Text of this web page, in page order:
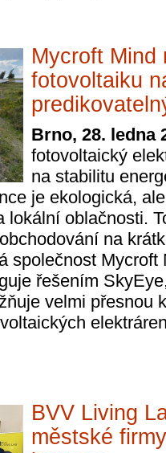
Mycroft Mind
fotovoltaiku
Brno, 28. ledna
fotovoltaický
na stabilitu
je ekologická,
lokální oblačnosti.
na
společnost Mycroft
řešením
velmi přesnou
BVV Living
městské